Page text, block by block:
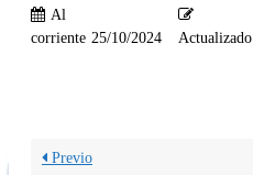
Al
corriente 25/10/2024 Actualizado
Previo